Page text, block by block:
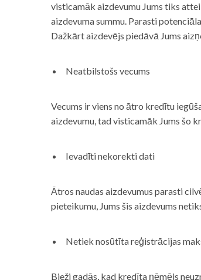
visticamāk aizdevumu Jums tiks
aizdevuma summu. Parasti
Dažkārt aizdevējs piedāvā Jums
Neatbilstošs vecums
Vecums ir viens no ātro kredītu
aizdevumu, tad visticamāk Jums šo
Ievadīti nekorekti dati
Ātros naudas aizdevumus parasti
pieteikumu, Jums šis aizdevums
Netiek nosūtīta reģistrācijas
Bieži gadās, kad kredīta ņēmējs